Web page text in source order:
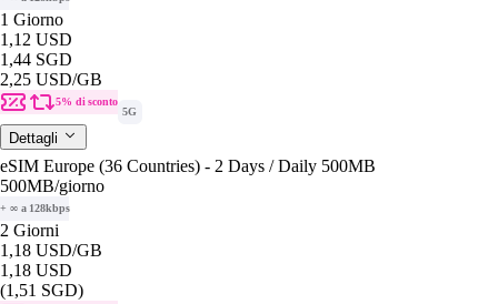
1 Giorno
1,12 USD
1,44 SGD
2,25 USD/GB
5% di sconto
5G
Dettagli
eSIM Europe (36 Countries) - 2 Days / Daily 500MB
500MB/giorno
+ ∞ a 128kbps
2 Giorni
1,18 USD/GB
1,18 USD
(1,51 SGD)